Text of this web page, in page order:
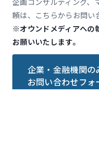
頼は、こちらからお問い
※オウンドメディアへの
お願いいたします。
企業・金融機関の
お問い合わせフォ